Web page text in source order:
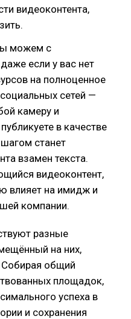
видеоконтента,
можем с
если у вас нет
на полноценное
сетей —
камеру и
в качестве
станет
взамен текста.
видеоконтент,
влияет на имидж и
компании.
разные
на них,
Собирая общий
площадок,
успеха в
и сохранения